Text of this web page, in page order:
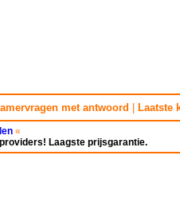
met antwoord Laatste
«
Laagste prijsgarantie.